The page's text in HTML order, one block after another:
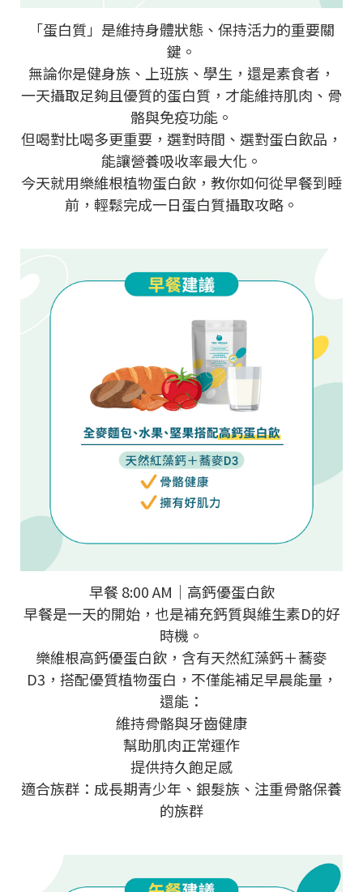
「蛋白質」是維持身體狀態、保持活力的重要關
鍵。
無論你是健身族、上班族、學生，還是素食者，
一天攝取足夠且優質的蛋白質，才能維持肌肉、骨
骼與免疫功能。
但喝對比喝多更重要，選對時間、選對蛋白飲品，
能讓營養吸收率最大化。
今天就用樂維根植物蛋白飲，教你如何從早餐到睡
前，輕鬆完成一日蛋白質攝取攻略。
早餐 8:00 AM｜高鈣優蛋白飲
早餐是一天的開始，也是補充鈣質與維生素D的好
時機。
樂維根高鈣優蛋白飲，含有天然紅藻鈣＋蕎麥
D3，搭配優質植物蛋白，不僅能補足早晨能量，
還能：
維持骨骼與牙齒健康
幫助肌肉正常運作
提供持久飽足感
適合族群：成長期青少年、銀髮族、注重骨骼保養
的族群